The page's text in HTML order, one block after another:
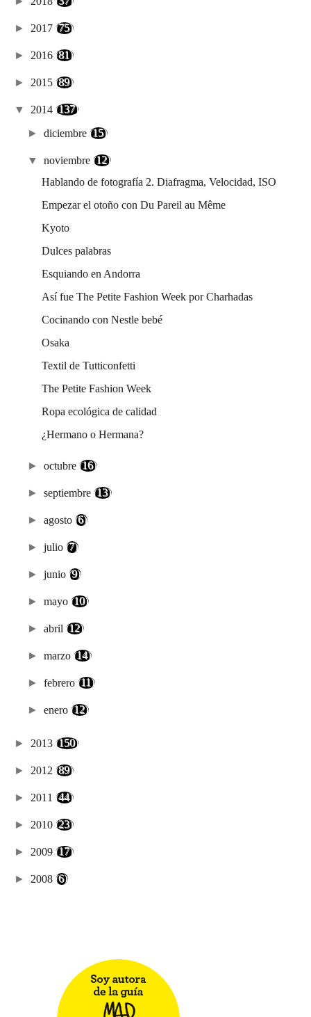
► 2017 (75)
► 2016 (81)
► 2015 (89)
▼ 2014 (137)
►diciembre (15)
▼noviembre (12)
Hablando de fotografía 2. Diafragma, Velocidad, ISO
Empezar el otoño con Du Pareil au Même
Kyoto
Dulces palabras
Esquiando en Andorra
Así fue The Petite Fashion Week por Charhadas
Cocinando con Nestle bebé
Osaka
Textil de Tutticonfetti
The Petite Fashion Week
Ropa ecológica de calidad
¿Hermano o Hermana?
►octubre (16)
►septiembre (13)
►agosto(6)
►julio(7)
►junio(9)
►mayo (10)
►abril (12)
►marzo (14)
►febrero(11)
►enero (12)
► 2013 (150)
► 2012 (89)
► 2011 (44)
► 2010 (23)
► 2009 (17)
► 2008 (6)